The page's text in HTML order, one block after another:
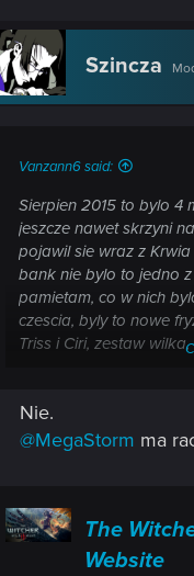
Szincza
Vanzann6 said:
Sierpien 2015 to bylo 4
jeszcze nawet skrzyni
pojawil sie wraz z
bank nie bylo to jedno z
pamietam, co w nich
czescia, byly to nowe
Triss i Ciri, zestaw
(poglebione mutacje i
Nie.
@MegaStorm ma
The
Website